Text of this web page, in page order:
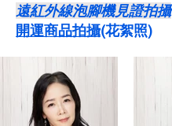
遠紅外線泡腳機見證拍攝
開運商品拍攝​(花絮照)